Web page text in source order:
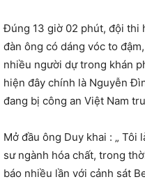
Đúng 13 giờ 02 phút, đội thi
đàn ông có dáng vóc to
nhiều người dự trong khán
hiện đây chính là Nguyễn
đang bị công an Việt Nam
Mở đầu ông Duy khai : „
sư ngành hóa chất, trong
báo nhiều lần với cảnh sát